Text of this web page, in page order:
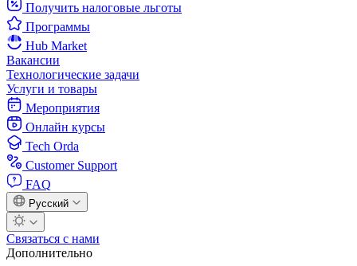
Получить налоговые льготы
Программы
Hub Market
Вакансии
Технологические задачи
Услуги и товары
Мероприятия
Онлайн курсы
Tech Orda
Customer Support
FAQ
Русский
Связаться с нами
Дополнительно